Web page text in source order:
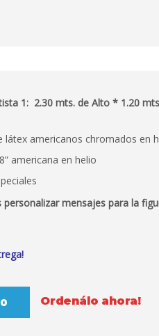
1: 2.30 mts. de Alto * 1.20
látex americanos chromados en
americana en helio
personalizar mensajes para la
Ordenálo ahora!